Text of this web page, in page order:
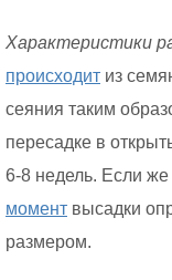
Характеристики
происходит из
сеяния таким
пересадке в
6-8 недель. Если
момент высадки
размером.